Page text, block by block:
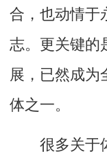
合，也动情于
志。更关键的
展，已然成
体之一。
很多关于体